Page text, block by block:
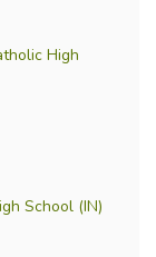
High
School (IN)